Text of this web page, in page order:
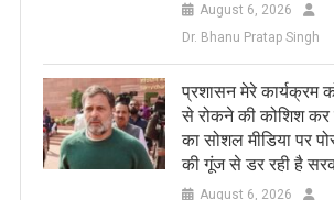
August 6, 2026
Dr. Bhanu Pratap Singh
प्रशासन मेरे कार्यक्रम
से रोकने की कोशिश कर
का सोशल मीडिया पर
की गूंज से डर रही है
August 6, 2026